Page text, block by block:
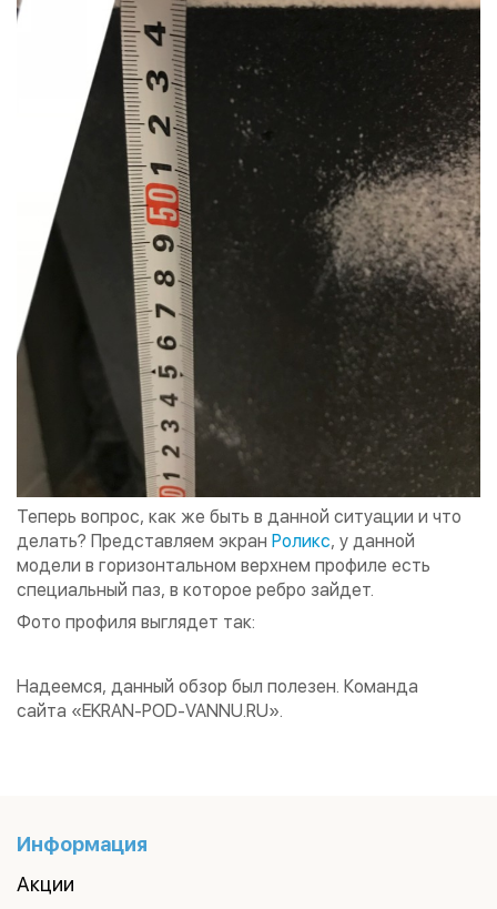
Теперь вопрос, как же быть в данной ситуации и что
делать? Представляем экран Роликс, у данной
модели в горизонтальном верхнем профиле есть
специальный паз, в которое ребро зайдет.
Фото профиля выглядет так:
Надеемся, данный обзор был полезен. Команда
сайта «EKRAN-POD-VANNU.RU».
Информация
Акции